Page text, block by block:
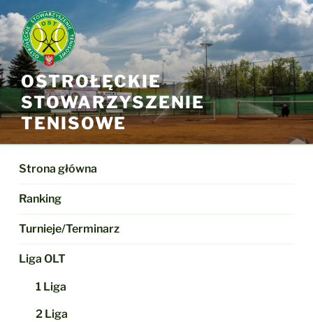
do
treści
OSTROŁĘCKIE
STOWARZYSZENIE
TENISOWE
Strona główna
Ranking
Turnieje/Terminarz
Liga OLT
1 Liga
2 Liga